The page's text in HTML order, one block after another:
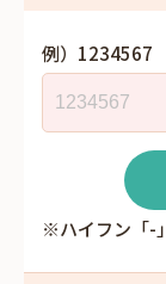
例）1234567
※ハイフン「-